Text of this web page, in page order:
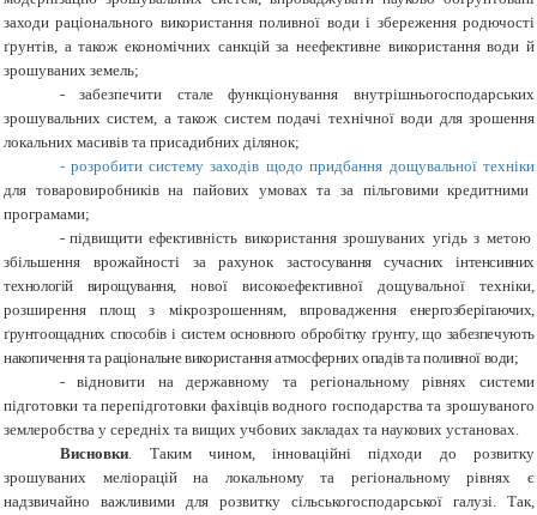
заходи раціонального використання поливної води і збереження родючості
ґрунтів, а також економічних санкцій за неефективне використання води й
зрошуваних земель;
-
забезпечити стале функціонування внутрішньогосподарських
зрошувальних систем, а також систем подачі технічної води для зрошення
локальних масивів та присадибних ділянок;
- розробити систему заходів щодо придбання дощувальної техніки
для товаровиробників на пайових умовахта за пільговими кредитними
програмами;
- підвищити ефективність використання зрошуваних угідь з метою
збільшення врожайності за рахунок застосування сучасних інтенсивних
технологій вирощування, нової високоефективної дощувальної техніки,
розширення площ з мікрозрошенням, впровадженняенергозберігаючих,
ґрунтоощадних способів і систем основного обробітку ґрунту, що забезпечують
накопичення та раціональне використання атмосферних опадів та поливної води;
-
відновити на державному та регіональному рівнях системи
підготовки та перепідготовки фахівців водного господарства та зрошуваного
землеробства у середніх та вищих учбових закладах та наукових установах.
Висновки. Таким чином, інноваційні підходи до розвитку
зрошуваних меліорацій на локальному та регіональному рівнях є
надзвичайно важливими для розвитку сільськогосподарської галузі. Так,